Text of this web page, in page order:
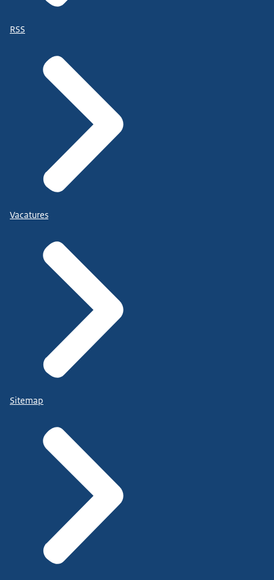
RSS
Vacatures
Sitemap